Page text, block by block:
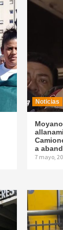
Noticias
a
7 mayo,